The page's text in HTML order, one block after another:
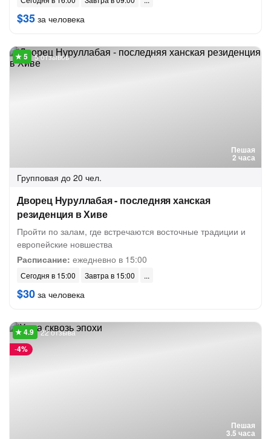
$35 за человека
Пешая
2 часа
5 отзывов
Групповая до 20 чел.
Дворец Нуруллабая - последняя ханская
резиденция в Хиве
Пройти по залам, где встречаются восточные традиции и
европейские новшества
Расписание: ежедневно в 15:00
Сегодня в 15:00 Завтра в 15:00
$30 за человека
Пешая
3.5 часа
-4%
22 отзыва